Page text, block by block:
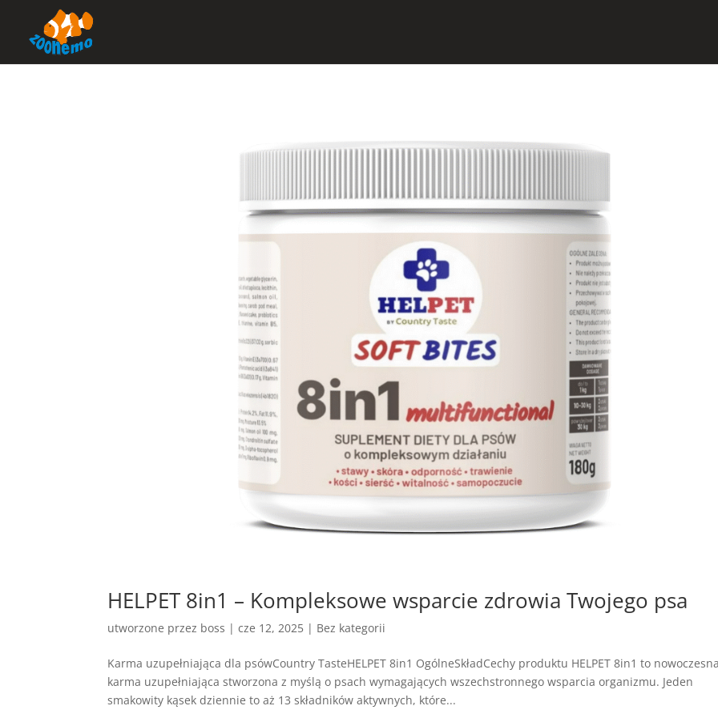
HELPET 8in1 – Kompleksowe wsparcie zdrowia Twojego psa
utworzone przez boss |cze 12, 2025 | Bez kategorii
Karma uzupełniająca dla psówCountry TasteHELPET 8in1 OgólneSkładCechy produktu HELPET 8in1 to
karma uzupełniająca stworzona z myślą o psach wymagających wszechstronnego wsparcia organizmu. Jeden
smakowity kąsek dziennie to aż 13 składników aktywnych, które...